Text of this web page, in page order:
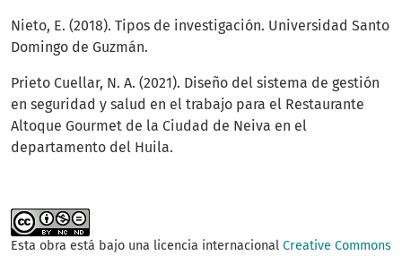
Nieto, E. (2018). Tipos de investigación. Universidad Santo
Domingo de Guzmán.
Prieto Cuellar, N. A. (2021). Diseño del sistema de gestión
en seguridad y salud en el trabajo para el Restaurante
Altoque Gourmet de la Ciudad de Neiva en el
departamento del Huila.
Esta obra está bajo una licencia internacional Creative Commons